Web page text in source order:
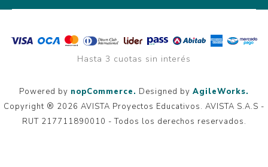
Hasta 3 cuotas sin interés
Powered by nopCommerce. Designed by AgileWorks.
Copyright ® 2026 AVISTA Proyectos Educativos. AVISTA S.A.S -
RUT 217711890010 - Todos los derechos reservados.